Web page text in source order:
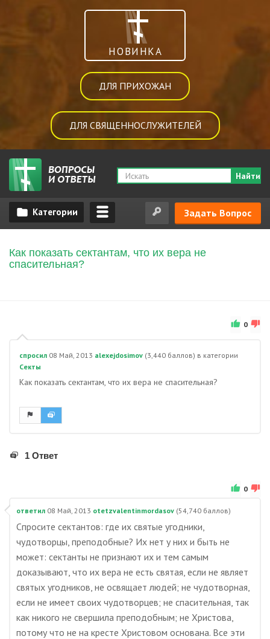
НОВИНКА
ДЛЯ ПРИХОЖАН
ДЛЯ СВЯЩЕННОСЛУЖИТЕЛЕЙ
Найти
Задать Вопрос
Как показать сектантам, что их вера не
спасительная?
0
спросил 08 Май, 2013 alexejdosimov (3,440 баллов) в категории
Секты
Как показать сектантам, что их вера не спасительная?
1 Ответ
0
ответил 08 Май, 2013 otetzvalentinmordasov (54,740 баллов)
Спросите сектантов: где их святые угодники,
чудотворцы, преподобные? Их нет у них и быть не
может: сектанты не признают их и тем самым
доказывают, что их вера не есть святая, если не являет
святых угодников, не освящает людей; не чудотворная,
если не имеет своих чудотворцев; не спасительная, так
как никого не свершила преподобным; не Христова,
потому что не на кресте Христовом основана. Все эти